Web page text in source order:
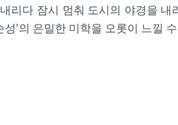
리다 잠시 멈춰 도시의 야경을
'의 은밀한 미학을 오롯이 느낄